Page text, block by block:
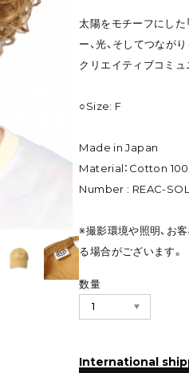
太陽をモチーフにした
ー、光、そしてつなが
クリエイティブコミュ
○Size: F
Made in Japan
Material：Cotton
Number : REAC-
※撮影環境や照明、お
る場合がございます。
数量
International